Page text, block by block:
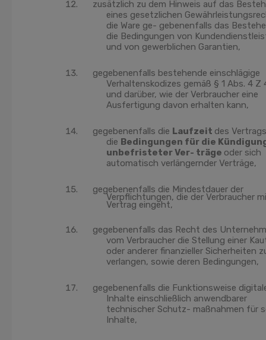
zusätzlich zu dem Hinweis auf das
eines gesetzlichen
die Ware ge- gebenenfalls das
die Bedingungen von
und von gewerblichen Garantien,
gegebenenfalls bestehende einschlägige
Verhaltenskodizes gemäß § 1 Abs. 4 Z
und darüber, wie der Verbraucher eine
Ausfertigung davon erhalten kann,
gegebenenfalls die Laufzeit des
die Bedingungen für die
unbefristeter Ver- träge oder sich
automatisch verlängernder Verträge,
gegebenenfalls die Mindestdauer der
Verpflichtungen, die der Verbraucher
Vertrag eingeht,
gegebenenfalls das Recht des
vom Verbraucher die Stellung einer
oder anderer finanzieller Sicherheiten
verlangen, sowie deren Bedingungen,
gegebenenfalls die Funktionsweise
Inhalte einschließlich anwendbarer
technischer Schutz- maßnahmen für
Inhalte,